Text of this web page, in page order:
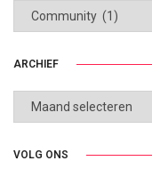
SOORT
BERICHT/
ARCHIEF
ARCHIEF
VOLG ONS